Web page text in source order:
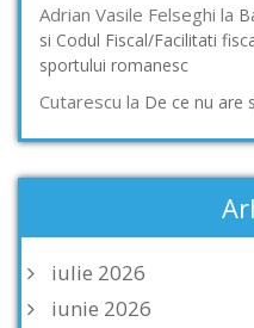
Adrian Vasile Felseghi la
si Codul Fiscal/Facilitati
sportului romanesc
Cutarescu la De ce nu are
iulie 2026
iunie 2026